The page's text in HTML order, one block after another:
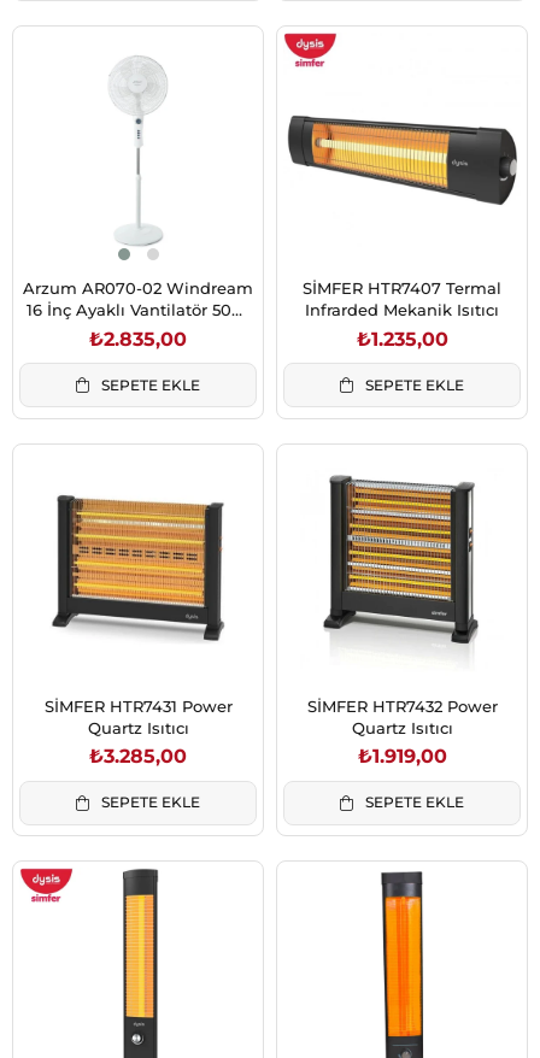
Arzum AR070-02 Windream
16 İnç Ayaklı Vantilatör 50W
Beyaz
₺2.835,00
SEPETE EKLE
SİMFER HTR7407 Termal
Infrarded Mekanik Isıtıcı
₺1.235,00
SEPETE EKLE
SİMFER HTR7431 Power
Quartz Isıtıcı
₺3.285,00
SEPETE EKLE
SİMFER HTR7432 Power
Quartz Isıtıcı
₺1.919,00
SEPETE EKLE